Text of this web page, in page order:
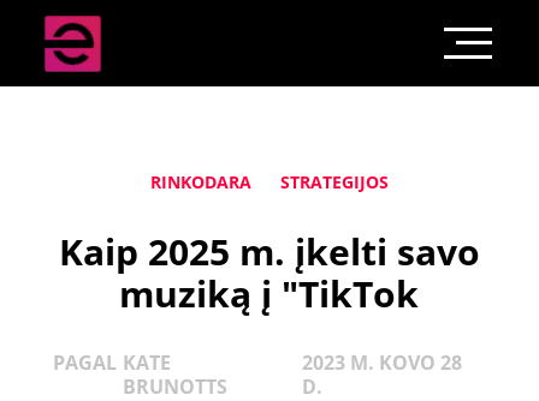
RINKODARA STRATEGIJOS
Kaip 2025 m. įkelti savo
muziką į "TikTok
PAGAL KATE
BRUNOTTS
2023 M. KOVO 28
D.